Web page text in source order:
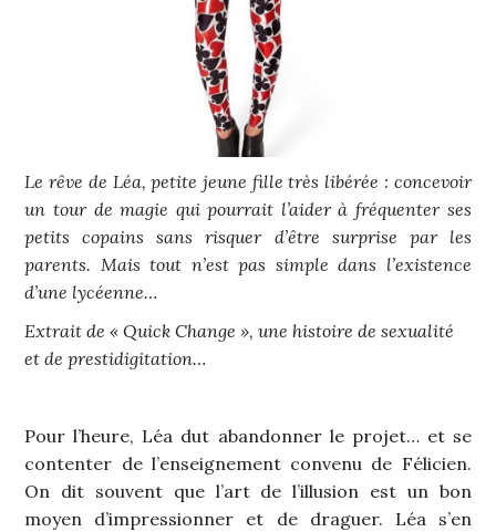
Le rêve de Léa, petite jeune fille très libérée : concevoir
un tour de magie qui pourrait l’aider à fréquenter ses
petits copains sans risquer d’être surprise par les
parents. Mais tout n’est pas simple dans l’existence
d’une lycéenne…
Extrait de « Quick Change », une histoire de sexualité
et de prestidigitation…
Pour l’heure, Léa dut abandonner le projet… et se
contenter de l’enseignement convenu de Félicien.
On dit souvent que l’art de l’illusion est un bon
moyen d’impressionner et de draguer. Léa s’en